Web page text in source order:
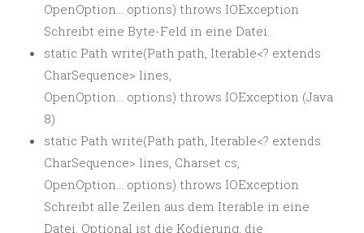
OpenOption… options) throws IOException
Schreibt eine Byte-Feld in eine Datei.
static Path write(Path path, Iterable<? extends
CharSequence> lines,
OpenOption… options) throws IOException (Java
8)
static Path write(Path path, Iterable<? extends
CharSequence> lines, Charset cs,
OpenOption… options) throws IOException
Schreibt alle Zeilen aus dem Iterable in eine
Datei. Optional ist die Kodierung, die